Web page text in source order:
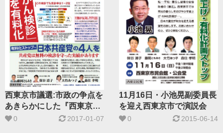
西東京市議選:市政の争点を
あきらかにした『西東京民
報』を紹介します
0 2017-01-07
11月16日・小池晃副委員長
を迎え西東京市で演説会
0 2015-06-14